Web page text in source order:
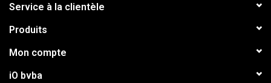
Service à la clientèle
Produits
Mon compte
iO bvba